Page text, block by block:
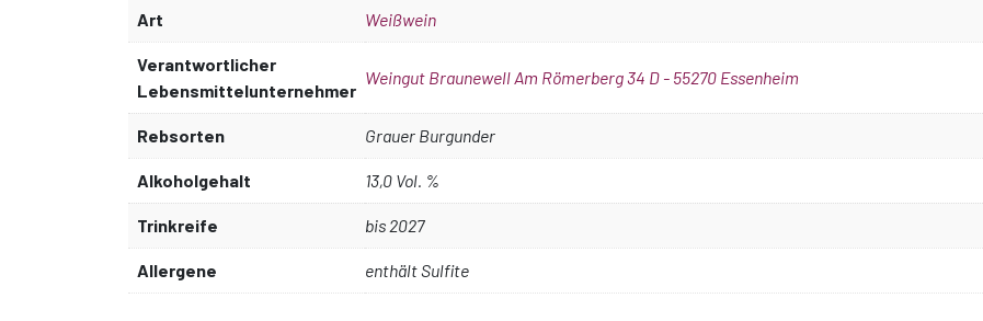
Art Weißwein
Verantwortlicher
Lebensmittelunternehmer
Weingut Braunewell Am Römerberg 34 D - 55270 Essenheim
Rebsorten Grauer Burgunder
Alkoholgehalt 13,0 Vol. %
Trinkreife bis 2027
Allergene enthält Sulfite